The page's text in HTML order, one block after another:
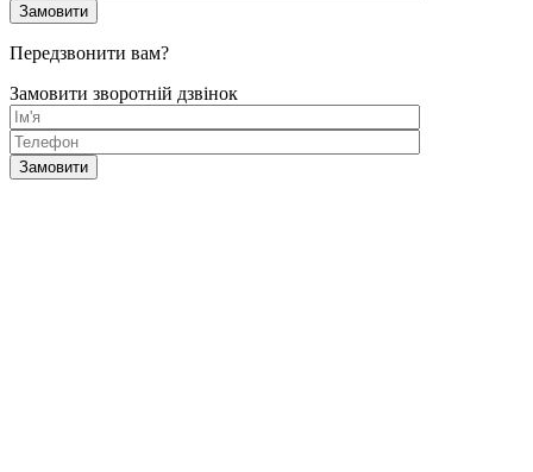
Передзвонити вам?
Замовити зворотній дзвінок